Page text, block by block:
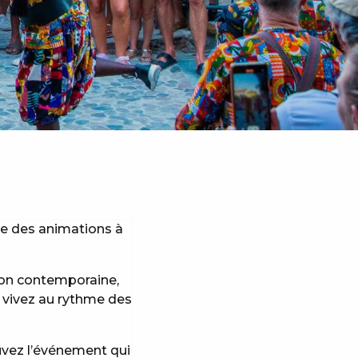
des animations à
contemporaine,
au rythme des
l’événement qui